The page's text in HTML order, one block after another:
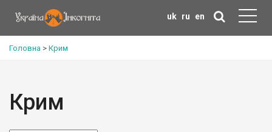
uk ru en
Головна > Крим
Крим